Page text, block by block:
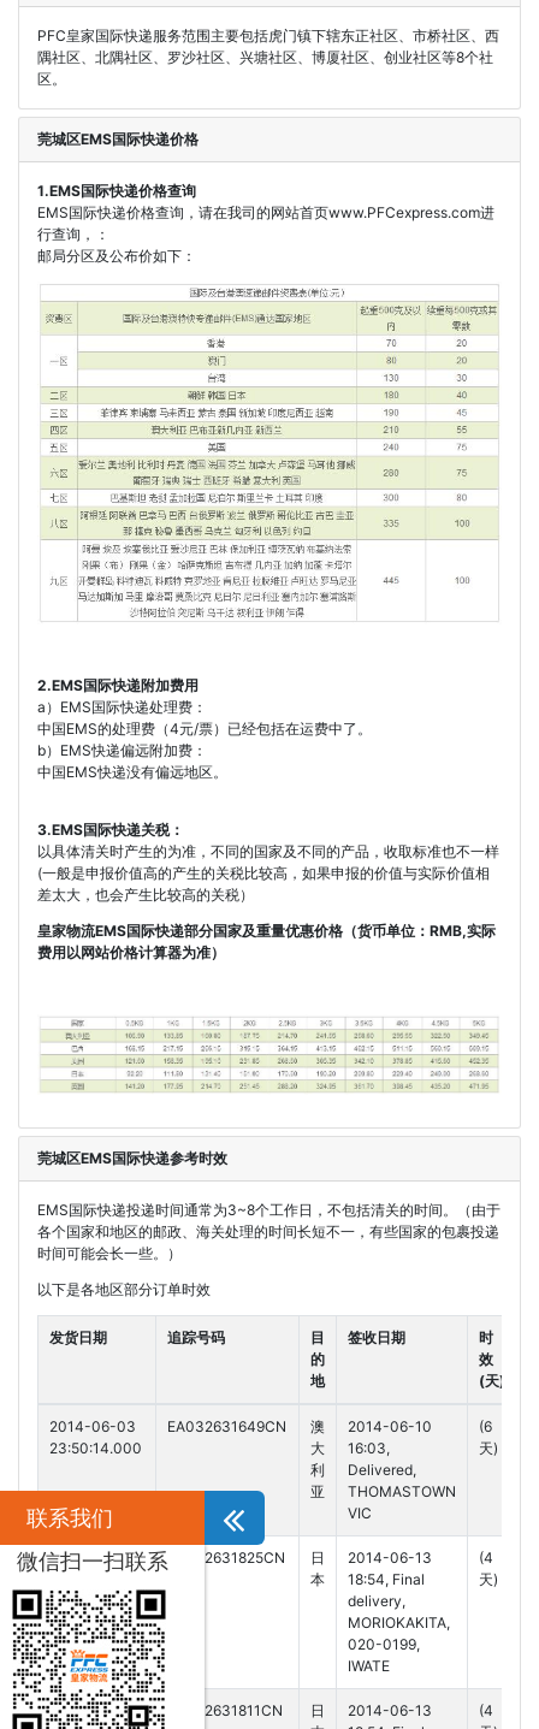
PFC皇家国际快递服务范围主要包括虎门镇下辖东正社区、市桥社区、西
隅社区、北隅社区、罗沙社区、兴塘社区、博厦社区、创业社区等8个社
区。
莞城区EMS国际快递价格
1.EMS国际快递价格查询
EMS国际快递价格查询，请在我司的网站首页www.PFCexpress.com进
行查询，：
邮局分区及公布价如下：
2.EMS国际快递附加费用
a）EMS国际快递处理费：
中国EMS的处理费（4元/票）已经包括在运费中了。
b）EMS快递偏远附加费：
中国EMS快递没有偏远地区。
3.EMS国际快递关税：
以具体清关时产生的为准，不同的国家及不同的产品，收取标准也不一样
(一般是申报价值高的产生的关税比较高，如果申报的价值与实际价值相
差太大，也会产生比较高的关税）
皇家物流EMS国际快递部分国家及重量优惠价格（货币单位：RMB,实际
费用以网站价格计算器为准）
莞城区EMS国际快递参考时效
EMS国际快递投递时间通常为3~8个工作日，不包括清关的时间。（由于
各个国家和地区的邮政、海关处理的时间长短不一，有些国家的包裹投递
时间可能会长一些。）
以下是各地区部分订单时效
发货日期 追踪号码
目
的
地
签收日期
时
效
(天)
2014-06-03
23:50:14.000
EA032631649CN
澳
大
利
亚
2014-06-10
16:03,
Delivered,
THOMASTOWN
VIC
(6
天)
2014-06-10
01:07:41.000
EA032631825CN
日
本
2014-06-13
18:54, Final
delivery,
MORIOKAKITA,
020-0199,
IWATE
(4
天)
2014-06-10
EA032631811CN
日
2014-06-13
(4
联系我们
微信扫一扫联系